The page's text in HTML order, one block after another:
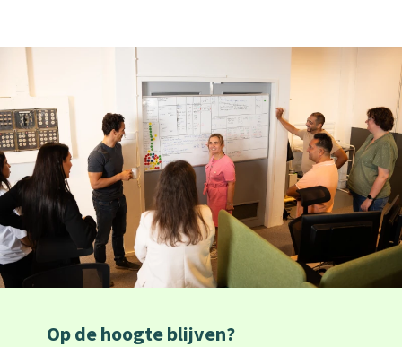
Op de hoogte blijven?